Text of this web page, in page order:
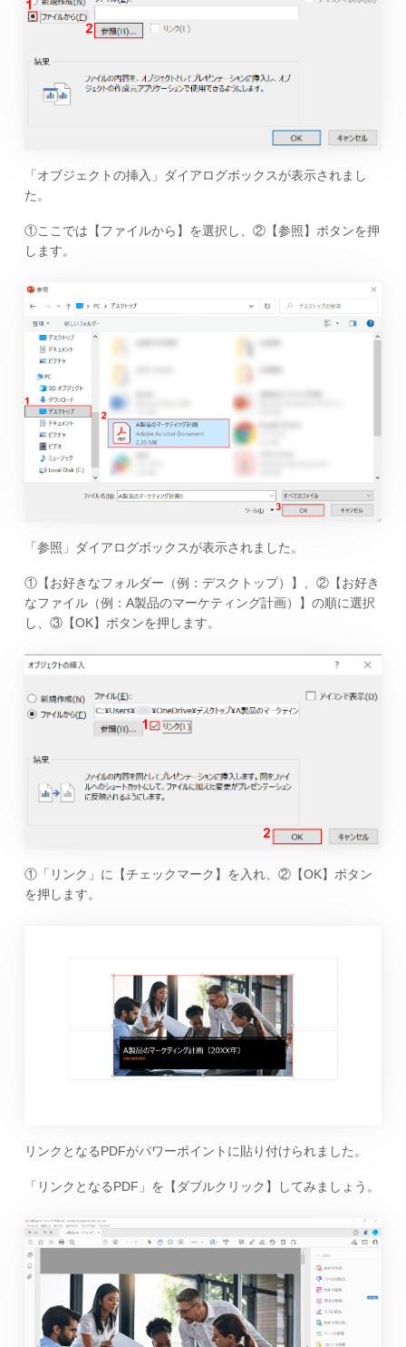
「オブジェクトの挿入」ダイアログボックスが表示されまし
た。
①ここでは【ファイルから】を選択し、②【参照】ボタンを押
します。
「参照」ダイアログボックスが表示されました。
①【お好きなフォルダー（例：デスクトップ）】、②【お好き
なファイル（例：A製品のマーケティング計画）】の順に選択
し、③【OK】ボタンを押します。
①「リンク」に【チェックマーク】を入れ、②【OK】ボタン
を押します。
リンクとなるPDFがパワーポイントに貼り付けられました。
「リンクとなるPDF」を【ダブルクリック】してみましょう。